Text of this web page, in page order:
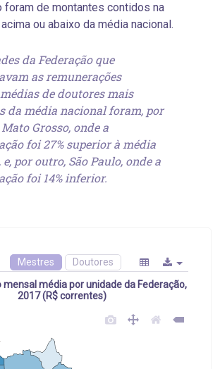
foram de montantes contidos na
ou abaixo da média nacional.
da Federação que
as remunerações
de doutores mais
da média nacional foram, por
Grosso, onde a
foi 27% superior à média
por outro, São Paulo, onde a
foi 14% inferior.
Mestres Doutores
mensal média por unidade da Federação,
2017 (R$ correntes)